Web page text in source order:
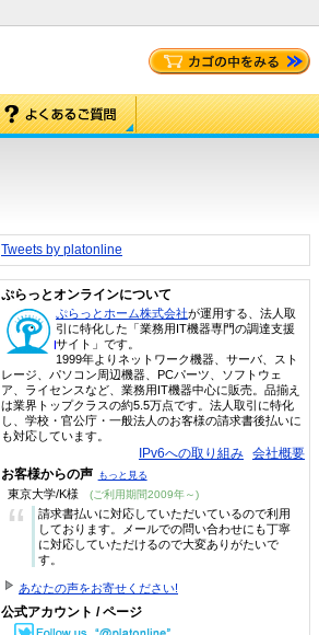
Tweets by platonline
ぷらっとオンラインについて
ぷらっとホーム株式会社が運用する、法人取
引に特化した「業務用IT機器専門の調達支援
サイト」です。
1999年よりネットワーク機器、サーバ、スト
レージ、パソコン周辺機器、PCパーツ、ソフトウェ
ア、ライセンスなど、業務用IT機器中心に販売。品揃え
は業界トップクラスの約5.5万点です。法人取引に特化
し、学校・官公庁・一般法人のお客様の請求書後払いに
も対応しています。
IPv6への取り組み 会社概要
お客様からの声 もっと見る
東京大学/K様 (ご利用期間2009年～)
“
請求書払いに対応していただいているので利用
しております。メールでの問い合わせにも丁寧
に対応していただけるので大変ありがたいで
す。
あなたの声をお寄せください!
公式アカウント / ページ